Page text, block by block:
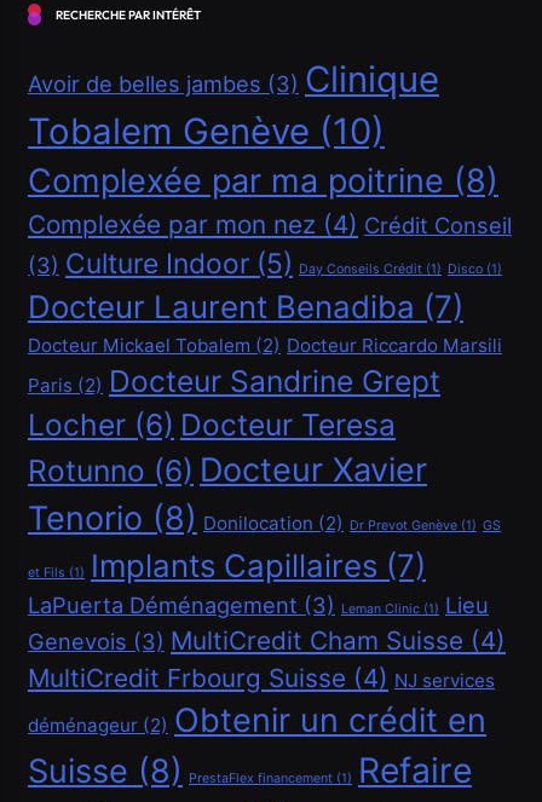
Financement
Demander un crédit de 20000 CHF
Janvier 14, 2026
Financement
Demander un crédit de 40000 CHF
Janvier 14, 2026
RECHERCHE PAR INTÉRÊT
Avoir de belles jambes (3) Clinique
Tobalem Genève (10)
Complexée par ma poitrine (8)
Complexée par mon nez (4) Crédit Conseil
(3) Culture Indoor (5) Day Conseils Crédit (1) Disco (1)
Docteur Laurent Benadiba (7)
Docteur Mickael Tobalem (2) Docteur Riccardo Marsili
Paris (2) Docteur Sandrine Grept
Locher (6) Docteur Teresa
Rotunno (6) Docteur Xavier
Tenorio (8) Donilocation (2) Dr Prevot Genève (1) GS
et Fils (1) Implants Capillaires (7)
LaPuerta Déménagement (3) Leman Clinic (1) Lieu
Genevois (3) MultiCredit Cham Suisse (4)
MultiCredit Frbourg Suisse (4) NJ services
déménageur (2) Obtenir un crédit en
Suisse (8) PrestaFlex financement (1)
Refaire